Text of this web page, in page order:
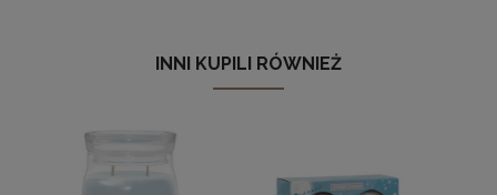
INNI KUPILI RÓWNIEŻ